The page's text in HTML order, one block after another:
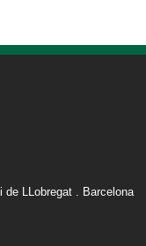
LLobregat . Barcelona